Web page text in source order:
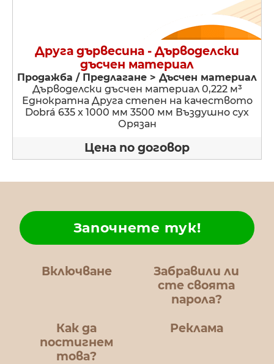
Друга дървесина - Дърводелски
дъсчен материал
Продажба / Предлагане > Дъсчен материал
Дърводелски дъсчен материал 0,222 м³
Еднократна Друга степен на качеството
Dobrá 635 x 1000 мм 3500 мм Въздушно сух
Орязан
Цена по договор
Включване
Забравили ли
сте своята
парола?
Как да
постигнем
това?
Започнете тук!
Реклама